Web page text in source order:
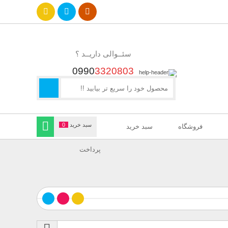
سئــوالی داریــد ؟
09903320803
سبد خرید 0 فروشگاه سبد خرید
پرداخت